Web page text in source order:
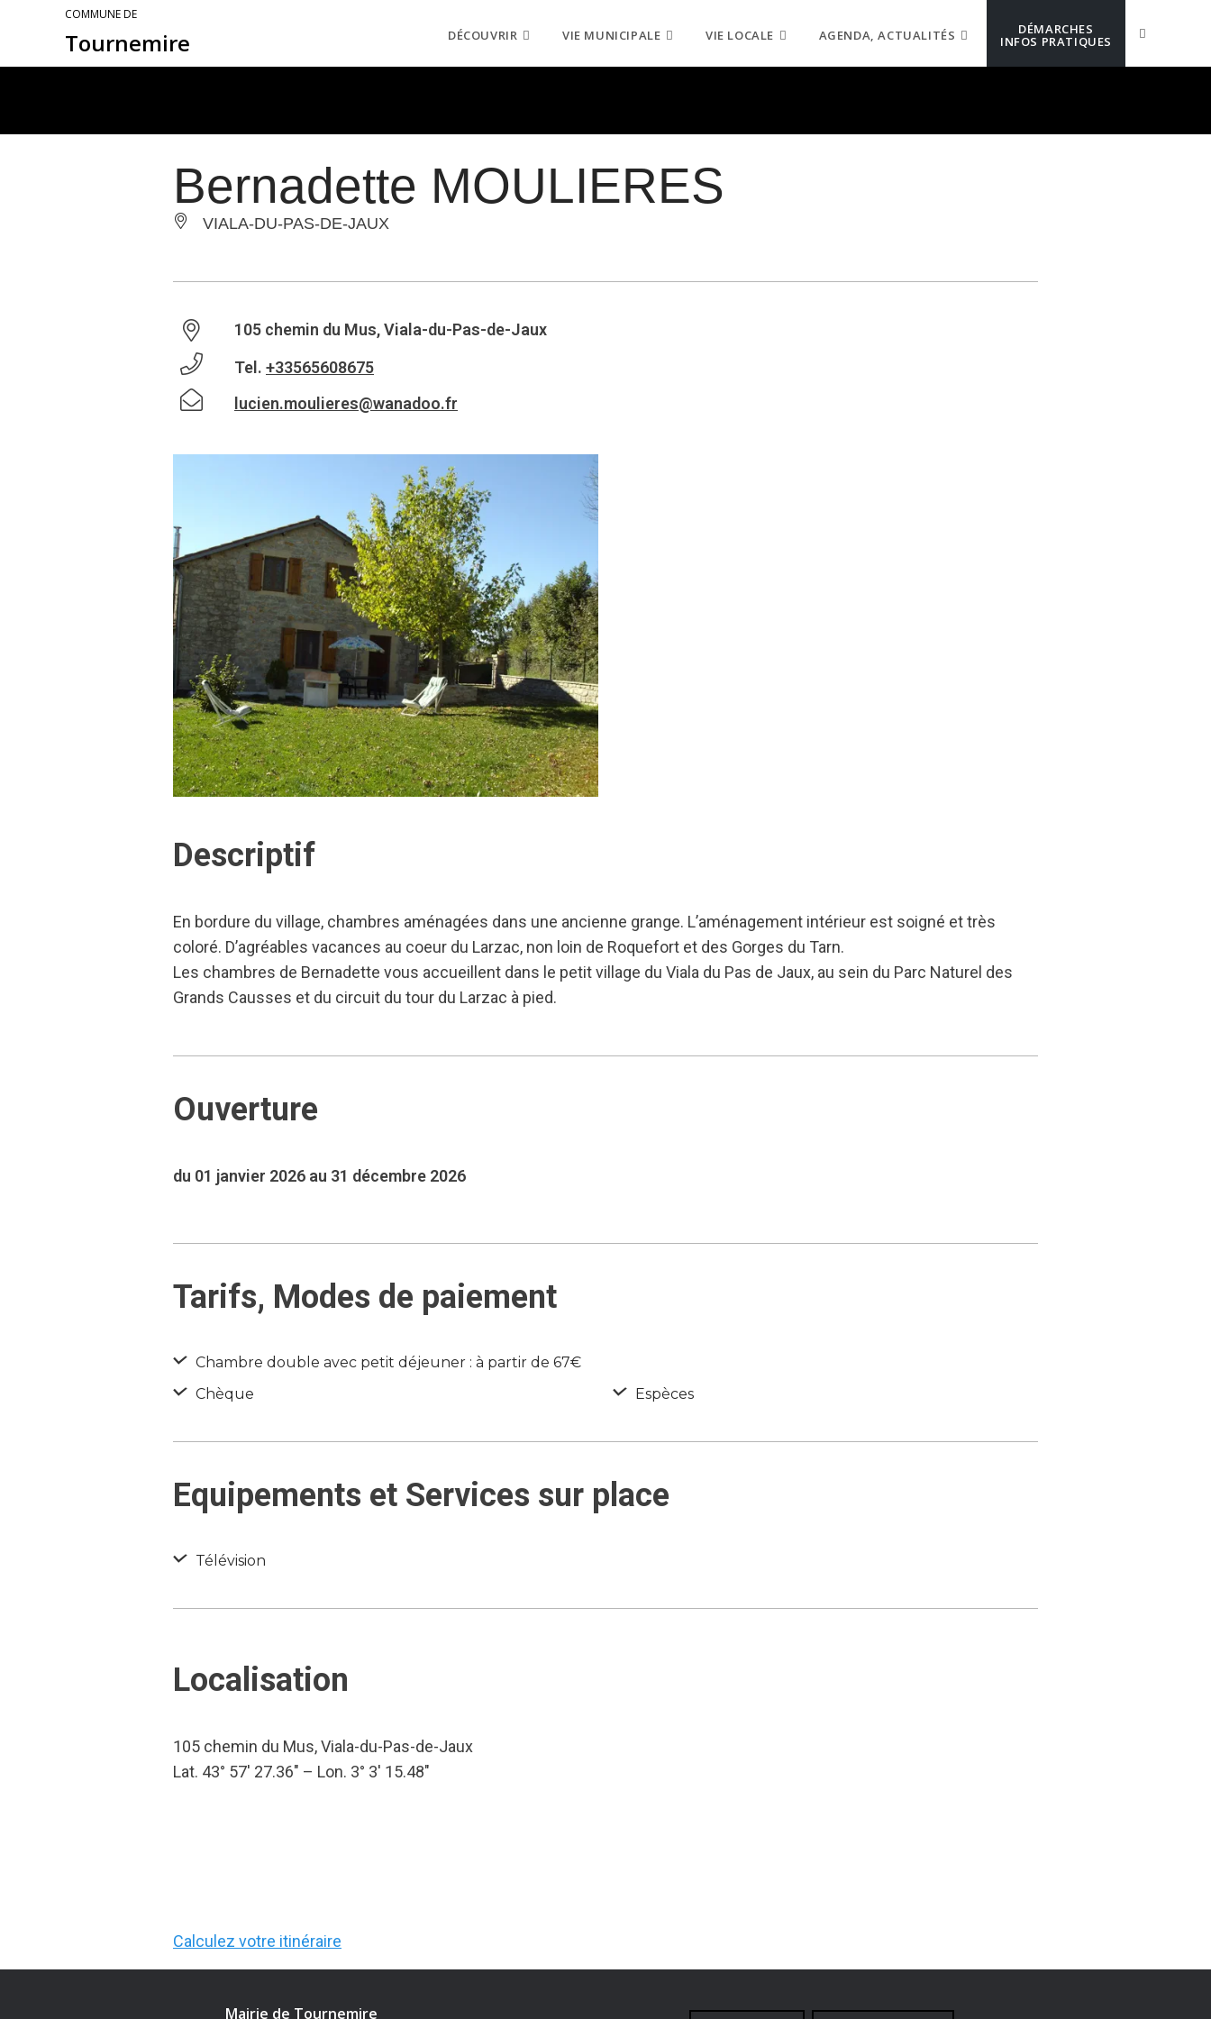
COMMUNE DE
Tournemire DÉCOUVRIR VIE MUNICIPALE VIE LOCALE AGENDA, ACTUALITÉS DÉMARCHES
INFOS PRATIQUES
Bernadette MOULIERES
VIALA-DU-PAS-DE-JAUX
105 chemin du Mus, Viala-du-Pas-de-Jaux
Tel. +33565608675
lucien.moulieres@wanadoo.fr
Descriptif
En bordure du village, chambres aménagées dans une ancienne grange. L’aménagement intérieur est soigné et très
coloré. D’agréables vacances au coeur du Larzac, non loin de Roquefort et des Gorges du Tarn.
Les chambres de Bernadette vous accueillent dans le petit village du Viala du Pas de Jaux, au sein du Parc Naturel des
Grands Causses et du circuit du tour du Larzac à pied.
Ouverture
du 01 janvier 2026 au 31 décembre 2026
Tarifs, Modes de paiement
Chambre double avec petit déjeuner : à partir de 67€
Chèque
Espèces
Equipements et Services sur place
Télévision
Localisation
105 chemin du Mus, Viala-du-Pas-de-Jaux
Lat. 43° 57′ 27.36″ – Lon. 3° 3′ 15.48″
Calculez votre itinéraire
Mairie de Tournemire